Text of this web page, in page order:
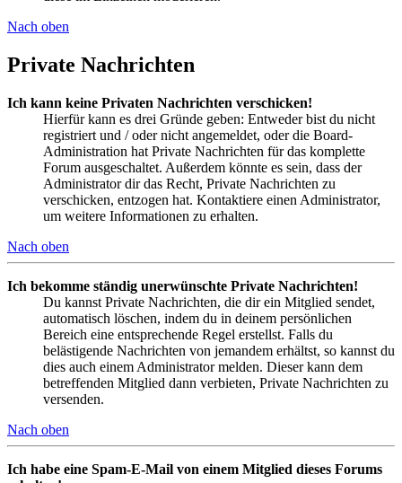
Nach oben
Private Nachrichten
Ich kann keine Privaten Nachrichten verschicken!
Hierfür kann es drei Gründe geben: Entweder bist du nicht
registriert und / oder nicht angemeldet, oder die Board-
Administration hat Private Nachrichten für das komplette
Forum ausgeschaltet. Außerdem könnte es sein, dass der
Administrator dir das Recht, Private Nachrichten zu
verschicken, entzogen hat. Kontaktiere einen Administrator,
um weitere Informationen zu erhalten.
Nach oben
Ich bekomme ständig unerwünschte Private Nachrichten!
Du kannst Private Nachrichten, die dir ein Mitglied sendet,
automatisch löschen, indem du in deinem persönlichen
Bereich eine entsprechende Regel erstellst. Falls du
belästigende Nachrichten von jemandem erhältst, so kannst du
dies auch einem Administrator melden. Dieser kann dem
betreffenden Mitglied dann verbieten, Private Nachrichten zu
versenden.
Nach oben
Ich habe eine Spam-E-Mail von einem Mitglied dieses Forums